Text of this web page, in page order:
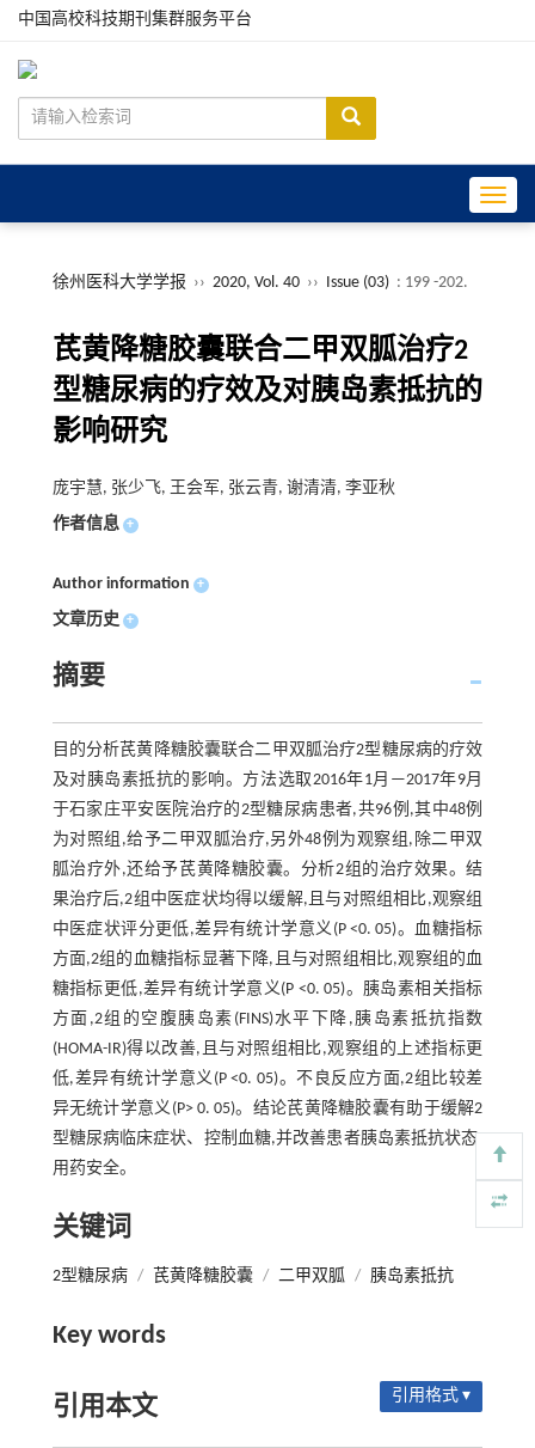
中国高校科技期刊集群服务平台
徐州医科大学学报 ›› 2020, Vol. 40 ›› Issue (03) : 199 -202.
芪黄降糖胶囊联合二甲双胍治疗2
型糖尿病的疗效及对胰岛素抵抗的
影响研究
庞宇慧, 张少飞, 王会军, 张云青, 谢清清, 李亚秋
作者信息 +
Author information +
文章历史 +
摘要
目的分析芪黄降糖胶囊联合二甲双胍治疗2型糖尿病的疗效
及对胰岛素抵抗的影响。方法选取2016年1月—2017年9月
于石家庄平安医院治疗的2型糖尿病患者,共96例,其中48例
为对照组,给予二甲双胍治疗,另外48例为观察组,除二甲双
胍治疗外,还给予芪黄降糖胶囊。分析2组的治疗效果。结
果治疗后,2组中医症状均得以缓解,且与对照组相比,观察组
中医症状评分更低,差异有统计学意义(P <0. 05)。血糖指标
方面,2组的血糖指标显著下降,且与对照组相比,观察组的血
糖指标更低,差异有统计学意义(P <0. 05)。胰岛素相关指标
方面,2组的空腹胰岛素(FINS)水平下降,胰岛素抵抗指数
(HOMA-IR)得以改善,且与对照组相比,观察组的上述指标更
低,差异有统计学意义(P <0. 05)。不良反应方面,2组比较差
异无统计学意义(P> 0. 05)。结论芪黄降糖胶囊有助于缓解2
型糖尿病临床症状、控制血糖,并改善患者胰岛素抵抗状态,
用药安全。
关键词
2型糖尿病 / 芪黄降糖胶囊 / 二甲双胍 / 胰岛素抵抗
Key words
引用本文 引用格式 ▾